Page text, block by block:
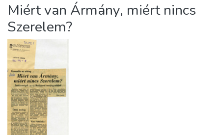
About us
Miért van Ármány, miért nincs
Szerelem?